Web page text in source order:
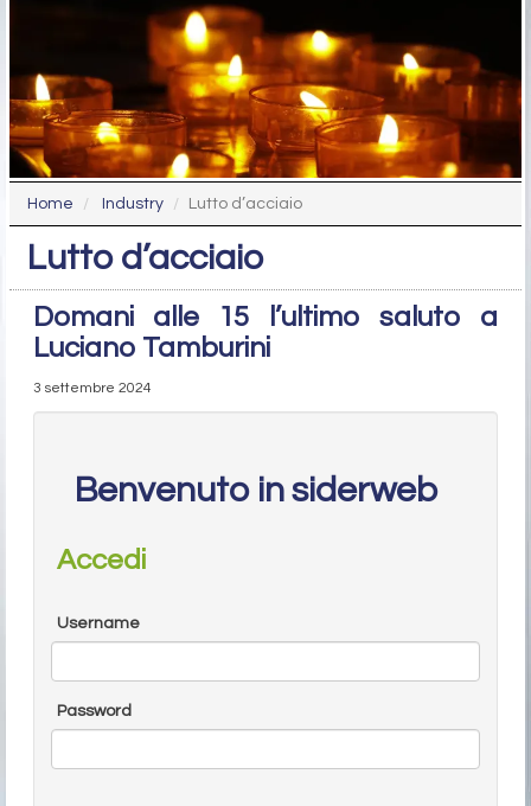
Home Industry Lutto d’acciaio
Lutto d’acciaio
Domani alle 15 l’ultimo saluto a
Luciano Tamburini
3 settembre 2024
Benvenuto in siderweb
Accedi
Username
Password